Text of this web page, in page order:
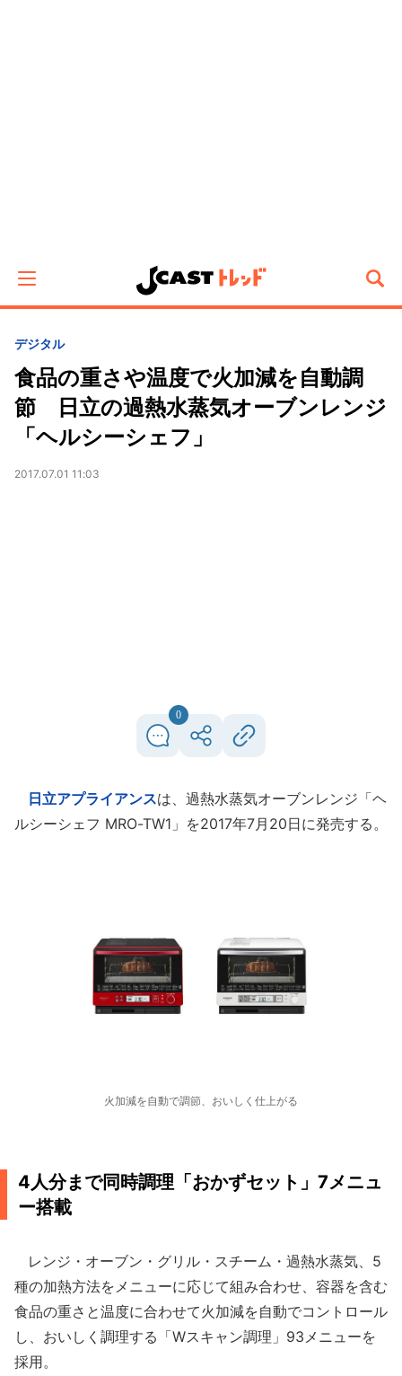
デジタル
食品の重さや温度で火加減を自動調
節 日立の過熱水蒸気オーブンレンジ
「ヘルシーシェフ」
2017.07.01 11:03
0
日立アプライアンスは、過熱水蒸気オーブンレンジ「ヘ
ルシーシェフ MRO-TW1」を2017年7月20日に発売する。
火加減を自動で調節、おいしく仕上がる
4人分まで同時調理「おかずセット」7メニュ
ー搭載
レンジ・オーブン・グリル・スチーム・過熱水蒸気、5
種の加熱方法をメニューに応じて組み合わせ、容器を含む
食品の重さと温度に合わせて火加減を自動でコントロール
し、おいしく調理する「Wスキャン調理」93メニューを
採用。